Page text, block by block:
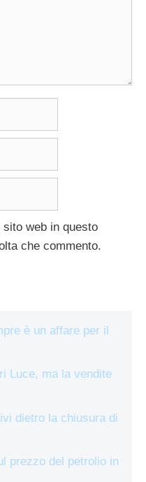
web in questo
che commento.
è un affare per il
Luce, ma la vendite
dietro la chiusura di
prezzo del petrolio in